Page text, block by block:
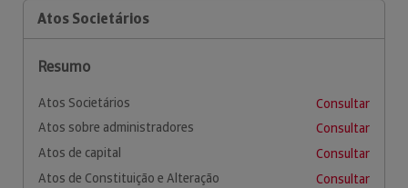
Atos Societários
Resumo
Atos Societários
Consultar
Atos sobre administradores
Consultar
Atos de capital
Consultar
Atos de Constituição e Alteração
Consultar